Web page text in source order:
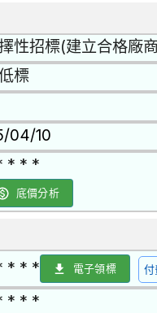
性招標(建立合格廠
標
04/10
* * *
底價分析
* * * 電子領標 付
* * *